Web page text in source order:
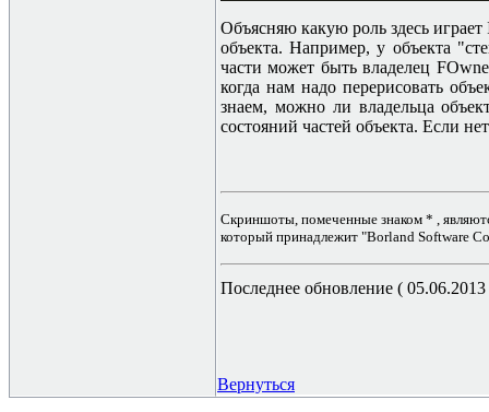
Объясняю какую роль здесь
объекта. Например, у объекта
части может быть владелец
когда нам надо перерисовать
знаем, можно ли владельца
состояний частей объекта. Если
Скриншоты, помеченные знаком * ,
который принадлежит "Borland Software
Последнее обновление ( 05.06.2013
Вернуться